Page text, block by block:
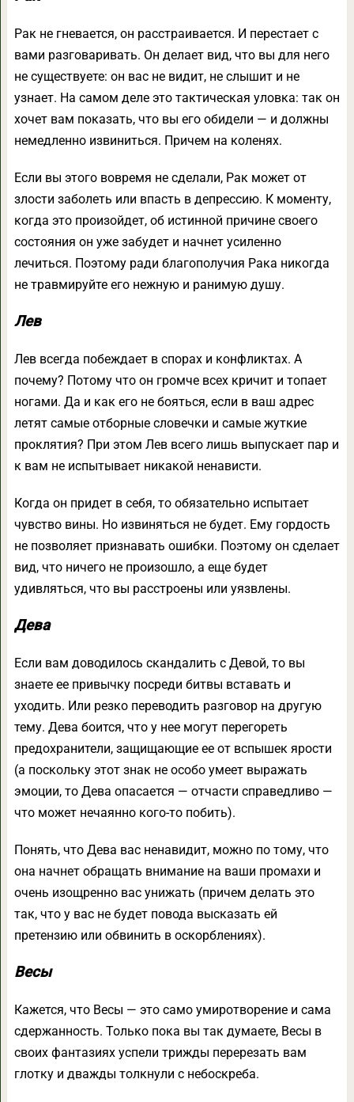
Рак не гневается, он расстраивается. И перестает с
вами разговаривать. Он делает вид, что вы для него
не существуете: он вас не видит, не слышит и не
узнает. На самом деле это тактическая уловка: так он
хочет вам показать, что вы его обидели — и должны
немедленно извиниться. Причем на коленях.
Если вы этого вовремя не сделали, Рак может от
злости заболеть или впасть в депрессию. К моменту,
когда это произойдет, об истинной причине своего
состояния он уже забудет и начнет усиленно
лечиться. Поэтому ради благополучия Рака никогда
не травмируйте его нежную и ранимую душу.
Лев
Лев всегда побеждает в спорах и конфликтах. А
почему? Потому что он громче всех кричит и топает
ногами. Да и как его не бояться, если в ваш адрес
летят самые отборные словечки и самые жуткие
проклятия? При этом Лев всего лишь выпускает пар и
к вам не испытывает никакой ненависти.
Когда он придет в себя, то обязательно испытает
чувство вины. Но извиняться не будет. Ему гордость
не позволяет признавать ошибки. Поэтому он сделает
вид, что ничего не произошло, а еще будет
удивляться, что вы расстроены или уязвлены.
Дева
Если вам доводилось скандалить с Девой, то вы
знаете ее привычку посреди битвы вставать и
уходить. Или резко переводить разговор на другую
тему. Дева боится, что у нее могут перегореть
предохранители, защищающие ее от вспышек ярости
(а поскольку этот знак не особо умеет выражать
эмоции, то Дева опасается — отчасти справедливо —
что может нечаянно кого-то побить).
Понять, что Дева вас ненавидит, можно по тому, что
она начнет обращать внимание на ваши промахи и
очень изощренно вас унижать (причем делать это
так, что у вас не будет повода высказать ей
претензию или обвинить в оскорблениях).
Весы
Кажется, что Весы — это само умиротворение и сама
сдержанность. Только пока вы так думаете, Весы в
своих фантазиях успели трижды перерезать вам
глотку и дважды толкнули с небоскреба.